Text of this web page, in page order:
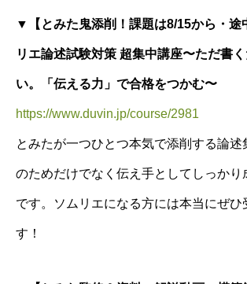
▼【とみた鬼添削！課題は8/15から・途
リエ論述試験対策 超集中講座〜ただ書
い。「伝える力」で合格をつかむ〜
https://www.duvin.jp/course/2981
とみたが一つひとつ本気で添削する論述
のためだけでなく伝え手としてしっかり
です。ソムリエになる方には本当にぜひ
す！